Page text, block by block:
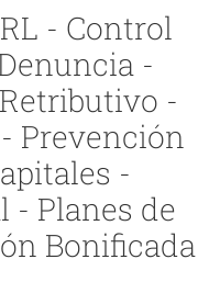
- Control
-
-
Prevención
-
- Planes de
Bonificada